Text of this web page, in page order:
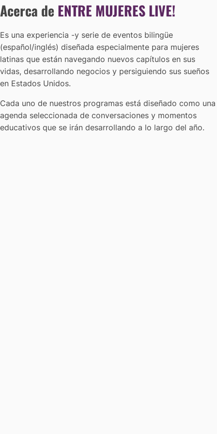
Acerca de ENTRE MUJERES LIVE!
Es una experiencia -y serie de eventos bilingüe
(español/inglés) diseñada especialmente para mujeres
latinas que están navegando nuevos capítulos en sus
vidas, desarrollando negocios y persiguiendo sus sueños
en Estados Unidos.
Cada uno de nuestros programas está diseñado como una
agenda seleccionada de conversaciones y momentos
educativos que se irán desarrollando a lo largo del año.